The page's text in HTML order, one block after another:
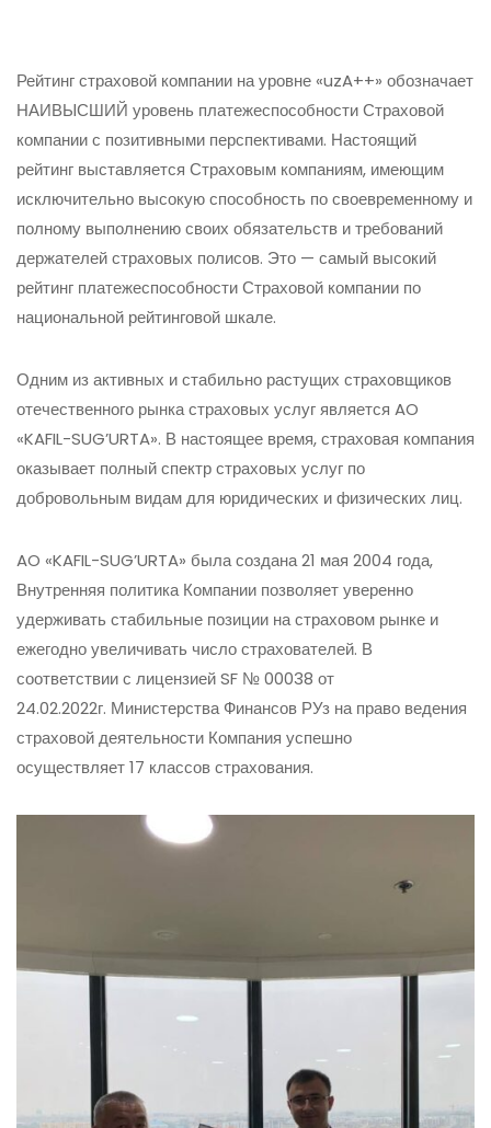
Рейтинг страховой компании на уровне «uzA++» обозначает
НАИВЫСШИЙ уровень платежеспособности Страховой
компании с позитивными перспективами. Настоящий
рейтинг выставляется Страховым компаниям, имеющим
исключительно высокую способность по своевременному и
полному выполнению своих обязательств и требований
держателей страховых полисов. Это — самый высокий
рейтинг платежеспособности Страховой компании по
национальной рейтинговой шкале.
Одним из активных и стабильно растущих страховщиков
отечественного рынка страховых услуг является AO
«KAFIL-SUG’URTA». В настоящее время, страховая компания
оказывает полный спектр страховых услуг по
добровольным видам для юридических и физических лиц.
AO «KAFIL-SUG’URTA» была создана 21 мая 2004 года,
Внутренняя политика Компании позволяет уверенно
удерживать стабильные позиции на страховом рынке и
ежегодно увеличивать число страхователей. В
соответствии с лицензией SF № 00038 от
24.02.2022г. Министерства Финансов РУз на право ведения
страховой деятельности Компания успешно
осуществляет 17 классов страхования.